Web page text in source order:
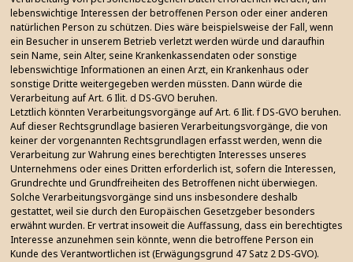
lebenswichtige Interessen der betroffenen Person oder einer anderen
natürlichen Person zu schützen. Dies wäre beispielsweise der Fall, wenn
ein Besucher in unserem Betrieb verletzt werden würde und daraufhin
sein Name, sein Alter, seine Krankenkassendaten oder sonstige
lebenswichtige Informationen an einen Arzt, ein Krankenhaus oder
sonstige Dritte weitergegeben werden müssten. Dann würde die
Verarbeitung auf Art. 6 Ilit. d DS-GVO beruhen.
Letztlich könnten Verarbeitungsvorgänge auf Art. 6 Ilit. f DS-GVO beruhen.
Auf dieser Rechtsgrundlage basieren Verarbeitungsvorgänge, die von
keiner der vorgenannten Rechtsgrundlagen erfasst werden, wenn die
Verarbeitung zur Wahrung eines berechtigten Interesses unseres
Unternehmens oder eines Dritten erforderlich ist, sofern die Interessen,
Grundrechte und Grundfreiheiten des Betroffenen nicht überwiegen.
Solche Verarbeitungsvorgänge sind uns insbesondere deshalb
gestattet, weil sie durch den Europäischen Gesetzgeber besonders
erwähnt wurden. Er vertrat insoweit die Auffassung, dass ein berechtigtes
Interesse anzunehmen sein könnte, wenn die betroffene Person ein
Kunde des Verantwortlichen ist (Erwägungsgrund 47 Satz 2 DS-GVO).